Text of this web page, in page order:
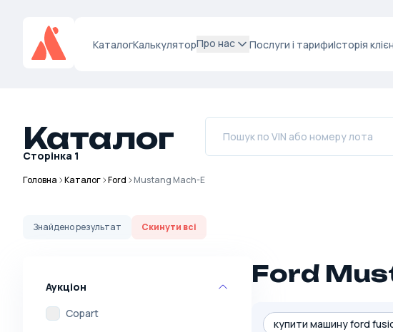
КаталогКалькуляторПро нас Послуги і тарифиІсторія
Каталог
Сторінка 1
Головна Каталог Ford Mustang Mach-E
Знайденорезультат Скинути всі
Аукціон
Copart
Ford
купити машину ford